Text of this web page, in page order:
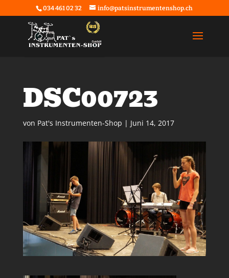
034 461 02 32 info@patsinstrumentenshop.ch
DSC00723
von Pat's Instrumenten-Shop | Juni 14, 2017